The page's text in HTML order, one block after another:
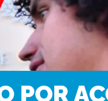
POR